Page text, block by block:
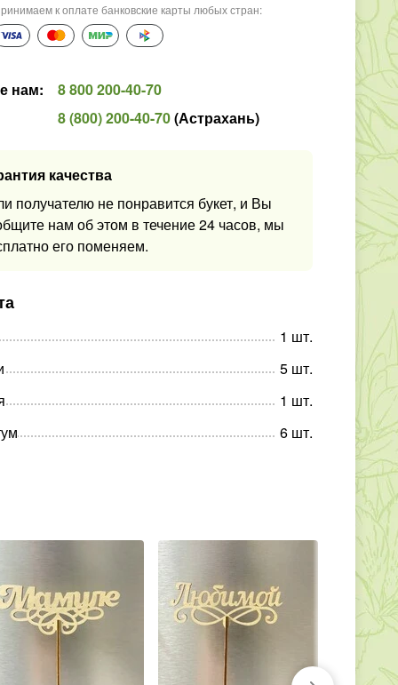
к оплате банковские карты любых стран:
нам:
8 800 200-40-70
8 (800) 200-40-70(Астрахань)
качества
получателю не понравится букет, и Вы
нам об этом в течение 24 часов, мы
его поменяем.
1 шт.
5 шт.
1 шт.
6 шт.